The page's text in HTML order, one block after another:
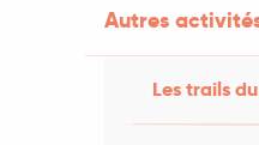
Autres
Les trails